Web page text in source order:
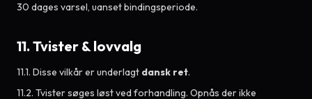
30 dages varsel, uanset bindingsperiode.
11. Tvister & lovvalg
11.1. Disse vilkår er underlagt dansk ret.
11.2. Tvister søges løst ved forhandling. Opnås der ikke